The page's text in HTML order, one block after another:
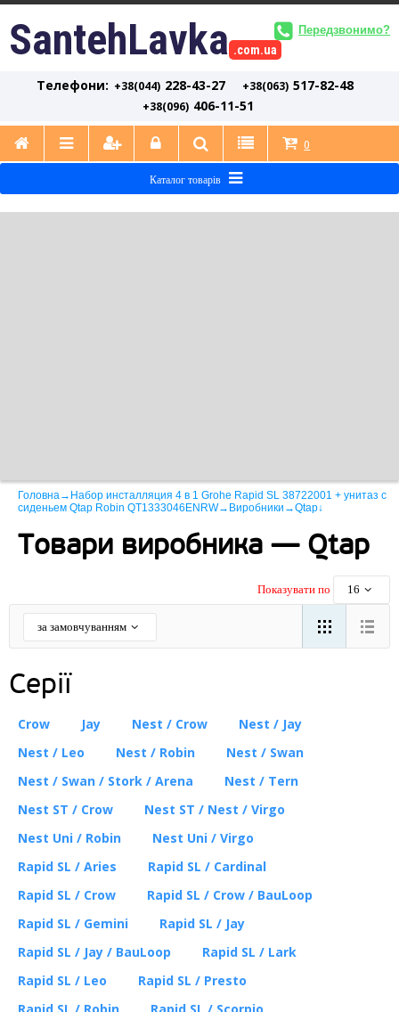
SantehLavka .com.ua
Телефони: +38(044) 228-43-27 +38(063) 517-82-48
+38(096) 406-11-51
Передзвонимо?
0
Каталог товарів
Головна→ Набор инсталляция 4 в 1 Grohe Rapid SL 38722001 + унитаз с
сиденьем Qtap Robin QT1333046ENRW→ Виробники →Qtap↓
Товари виробника — Qtap
Показувати по 16
за замовчуванням
Серії
Crow Jay Nest / Crow
Nest / Jay
Nest / Leo
Nest / Robin
Nest / Swan
Nest / Swan / Stork / Arena
Nest / Tern
Nest ST / Crow
Nest ST / Nest / Virgo
Nest Uni / Robin
Nest Uni / Virgo
Rapid SL / Aries
Rapid SL / Cardinal
Rapid SL / Crow
Rapid SL / Crow / BauLoop
Rapid SL / Gemini
Rapid SL / Jay
Rapid SL / Jay / BauLoop
Rapid SL / Lark
Rapid SL / Leo
Rapid SL / Presto